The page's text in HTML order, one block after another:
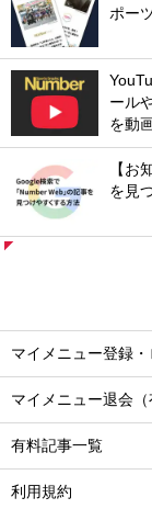
ポー
ール
を動
【お
を見
マイメニュー登録・
マイメニュー退会（
有料記事一覧
利用規約